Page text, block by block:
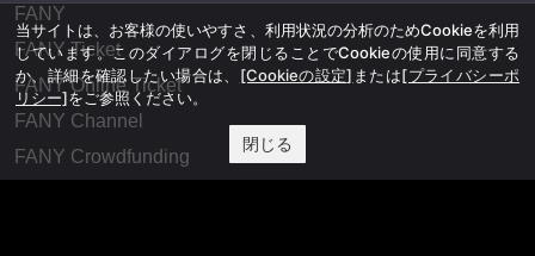
FANY
FANY Ticket
FANY Online Ticket
FANY Channel
FANY Crowdfunding
当サイトは、お客様の使いやすさ、利用状況の分析のためCookieを利用
しています。このダイアログを閉じることでCookieの使用に同意する
か、詳細を確認したい場合は、 [Cookieの設定] または[プライバシーポ
リシー]をご参照ください。
閉じる